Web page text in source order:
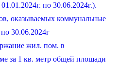
по 30.06.2024г.).
оказываемых коммунальные
30.06.2024г
жил. пом. в
за 1 кв. метр общей площади